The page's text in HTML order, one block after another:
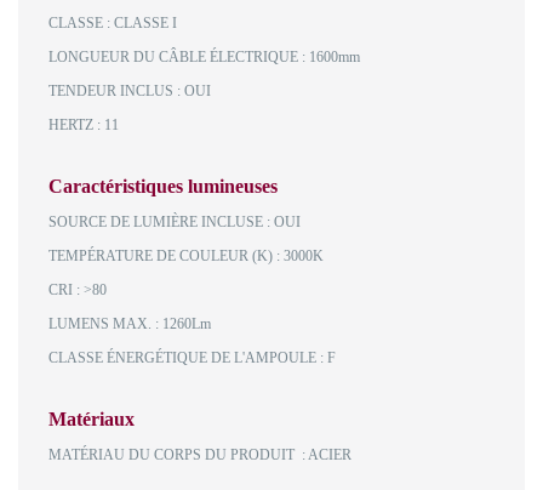
CLASSE : CLASSE I
LONGUEUR DU CÂBLE ÉLECTRIQUE : 1600mm
TENDEUR INCLUS : OUI
HERTZ : 11
Caractéristiques lumineuses
SOURCE DE LUMIÈRE INCLUSE : OUI
TEMPÉRATURE DE COULEUR (K) : 3000K
CRI : >80
LUMENS MAX. : 1260Lm
CLASSE ÉNERGÉTIQUE DE L'AMPOULE : F
Matériaux
MATÉRIAU DU CORPS DU PRODUIT : ACIER